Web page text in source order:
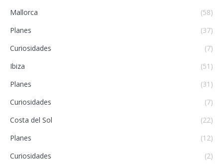
Mallorca
(58)
Planes
(37)
Curiosidades
(7)
Ibiza
(51)
Planes
(31)
Curiosidades
(7)
Costa del Sol
(22)
Planes
(12)
Curiosidades
(2)